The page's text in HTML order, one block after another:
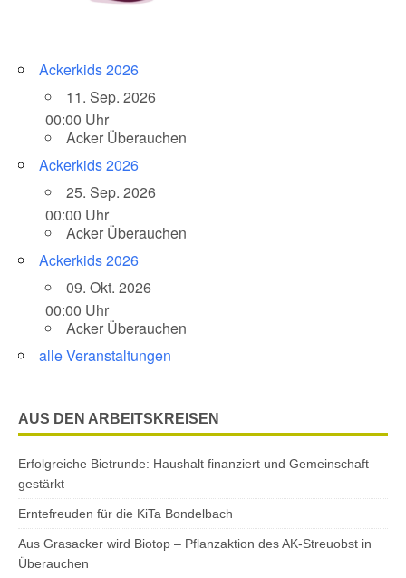
Ackerkids 2026
11. Sep. 2026
00:00 Uhr
Acker Überauchen
Ackerkids 2026
25. Sep. 2026
00:00 Uhr
Acker Überauchen
Ackerkids 2026
09. Okt. 2026
00:00 Uhr
Acker Überauchen
alle Veranstaltungen
AUS DEN ARBEITSKREISEN
Erfolgreiche Bietrunde: Haushalt finanziert und Gemeinschaft
gestärkt
Erntefreuden für die KiTa Bondelbach
Aus Grasacker wird Biotop – Pflanzaktion des AK-Streuobst in
Überauchen